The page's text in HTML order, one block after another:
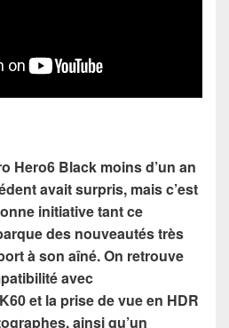
Hero6 Black moins d’un an
avait surpris, mais c’est
initiative tant ce
des nouveautés très
à son aîné. On retrouve
avec
et la prise de vue en HDR
ainsi qu’un